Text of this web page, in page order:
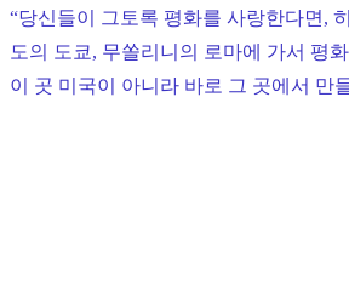
“당신들이 그토록 평화를 사랑한다면,
도의 도쿄, 무쏠리니의 로마에 가서 평
이 곳 미국이 아니라 바로 그 곳에서 만